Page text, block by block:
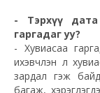
- Тэрхүү дата
гаргадаг уу?
- Хувиасаа
ихэвчлэн л
зардал гэж
багаж,